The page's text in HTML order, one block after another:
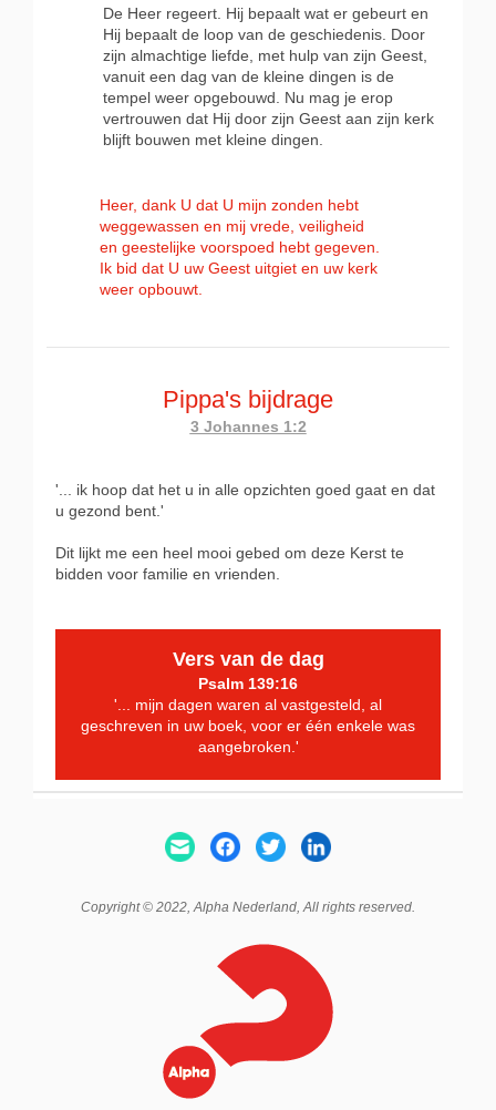
De Heer regeert. Hij bepaalt wat er gebeurt en
Hij bepaalt de loop van de geschiedenis. Door
zijn almachtige liefde, met hulp van zijn Geest,
vanuit een dag van de kleine dingen is de
tempel weer opgebouwd. Nu mag je erop
vertrouwen dat Hij door zijn Geest aan zijn kerk
blijft bouwen met kleine dingen.
Heer, dank U dat U mijn zonden hebt
weggewassen en mij vrede, veiligheid
en geestelijke voorspoed hebt gegeven.
Ik bid dat U uw Geest uitgiet en uw kerk
weer opbouwt.
Pippa's bijdrage
3 Johannes 1:2
'... ik hoop dat het u in alle opzichten goed gaat en dat
u gezond bent.'
Dit lijkt me een heel mooi gebed om deze Kerst te
bidden voor familie en vrienden.
Vers van de dag
Psalm 139:16
'... mijn dagen waren al vastgesteld, al
geschreven in uw boek, voor er één enkele was
aangebroken.'
Copyright © 2022, Alpha Nederland , All rights reserved.